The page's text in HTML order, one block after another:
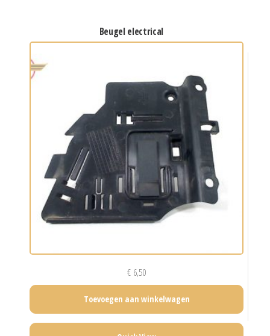
beugel electrical
€ 6,50
Toevoegen aan winkelwagen